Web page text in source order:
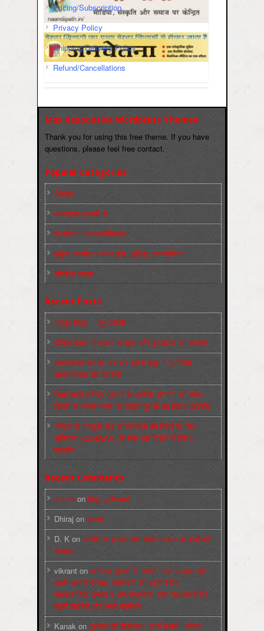
Pricing/Subscription
Privacy Policy
Shipping/Delivery Policy
Refund/Cancellations
Max Responsive Wordpress Themse
Thank you for using this free theme. If you have
questions, please feel free contact.
Popular Categories
Slider
कारख़ाना इलाक़ों से
फ़ासीवाद / साम्‍प्रदायिकता
बुर्जुआ जनवाद – दमन तंत्र, पुलिस, न्‍यायपालिका
संघर्षरत जनता
Recent Posts
मज़दूर बिगुल – जून 2026
पश्चिम बंगाल में भाजपा सरकार और बुलडोज़र का आतंक!
अमानवीयता की हदें पार कर रही है क्यूबा में अमेरिकी
साम्राज्यवाद की घेराबन्दी
शिक्षा मंत्री धर्मेन्द्र प्रधान के इस्तीफ़े की माँग को लेकर
दिल्ली के जन्तर-मन्तर पर छात्रों-युवाओं का विरोध प्रदर्शन
‘नोएडा के मज़दूरों और कार्यकर्ताओं की रिहाई के लिए
अभियान’ (CaRWAN) के बैनर तले दिल्ली में विरोध
प्रदर्शन
Recent Comments
sneha on बिगुल पुस्तिकाएँ
Dhiraj on सम्पर्क
D. K on कश्मीर के हालात और मोदी सरकार के दावों की
सच्चाई
vikrant onकर्नाटक चुनावों के नतीजे, मोदी सरकार की
बढ़ती अलोकप्रियता, फ़ासिस्टों की बढ़ती बेचैनी,
साम्प्रदायिक उन्माद व अन्धराष्ट्रवादी लहर पैदा करने की
बढ़ती साज़िशें और हमारे कार्यभार
Kanak onपुस्‍तकों की पीडीएफ : कार्ल मार्क्‍स : जीवन